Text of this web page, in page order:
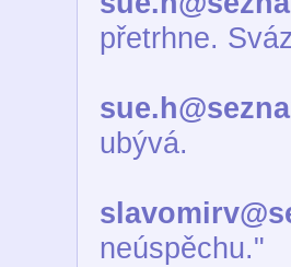
přetrhne.
ubývá.
neúspěchu."